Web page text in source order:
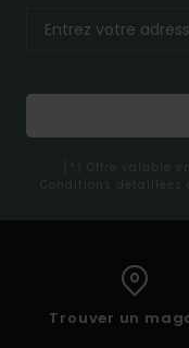
(*) Offre valable
Conditions
Trouver un